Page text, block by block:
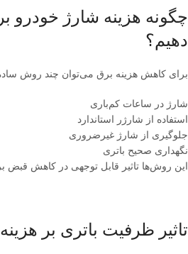
چگونه هزینه شارژ خودرو
دهیم؟
برای کاهش هزینه برق می‌توان چند روش ساده
شارژ در ساعات کم‌باری
استفاده از شارژر استاندارد
جلوگیری از شارژ غیرضروری
نگهداری صحیح باتری
این روش‌ها تاثیر قابل توجهی در کاهش قبض
تاثیر ظرفیت باتری بر